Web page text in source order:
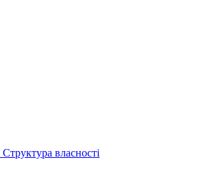
Структура власності